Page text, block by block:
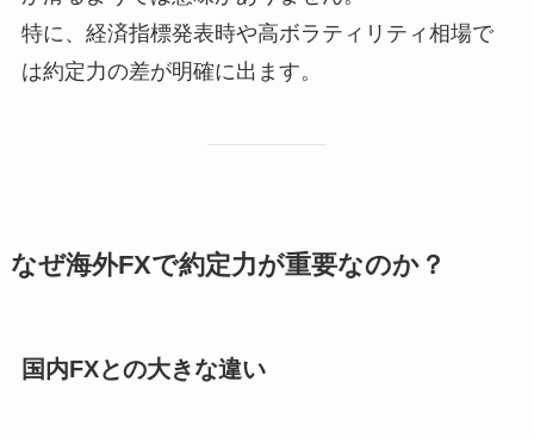
特に、経済指標発表時や高ボラティリティ相場で
は約定力の差が明確に出ます。
なぜ海外FXで約定力が重要なのか？
国内FXとの大きな違い